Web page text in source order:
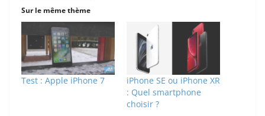
Sur le même thème
Test : Apple iPhone 7
iPhone SE ou iPhone XR
: Quel smartphone
choisir ?